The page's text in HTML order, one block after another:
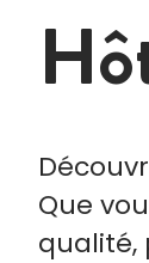
Que
qualité,